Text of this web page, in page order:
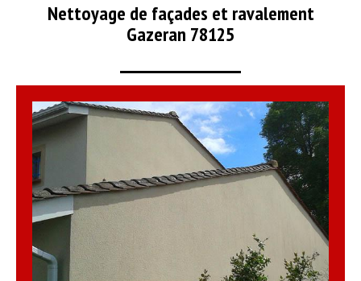
Nettoyage de façades et ravalement
Gazeran 78125